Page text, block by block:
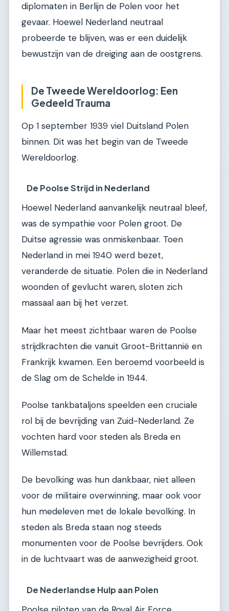
diplomaten in Berlijn de Polen voor het
gevaar. Hoewel Nederland neutraal
probeerde te blijven, was er een duidelijk
bewustzijn van de dreiging aan de oostgrens.
De Tweede Wereldoorlog: Een
Gedeeld Trauma
Op 1 september 1939 viel Duitsland Polen
binnen. Dit was het begin van de Tweede
Wereldoorlog.
De Poolse Strijd in Nederland
Hoewel Nederland aanvankelijk neutraal bleef,
was de sympathie voor Polen groot. De
Duitse agressie was onmiskenbaar. Toen
Nederland in mei 1940 werd bezet,
veranderde de situatie. Polen die in Nederland
woonden of gevlucht waren, sloten zich
massaal aan bij het verzet.
Maar het meest zichtbaar waren de Poolse
strijdkrachten die vanuit Groot-Brittannië en
Frankrijk kwamen. Een beroemd voorbeeld is
de Slag om de Schelde in 1944.
Poolse tankbataljons speelden een cruciale
rol bij de bevrijding van Zuid-Nederland. Ze
vochten hard voor steden als Breda en
Willemstad.
De bevolking was hun dankbaar, niet alleen
voor de militaire overwinning, maar ook voor
hun medeleven met de lokale bevolking. In
steden als Breda staan nog steeds
monumenten voor de Poolse bevrijders. Ook
in de luchtvaart was de aanwezigheid groot.
De Nederlandse Hulp aan Polen